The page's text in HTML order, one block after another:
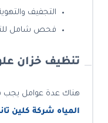
التجفيف
فحص شامل
تنظيف خزان
هناك عدة عوامل يجب
المياه شركة كلين